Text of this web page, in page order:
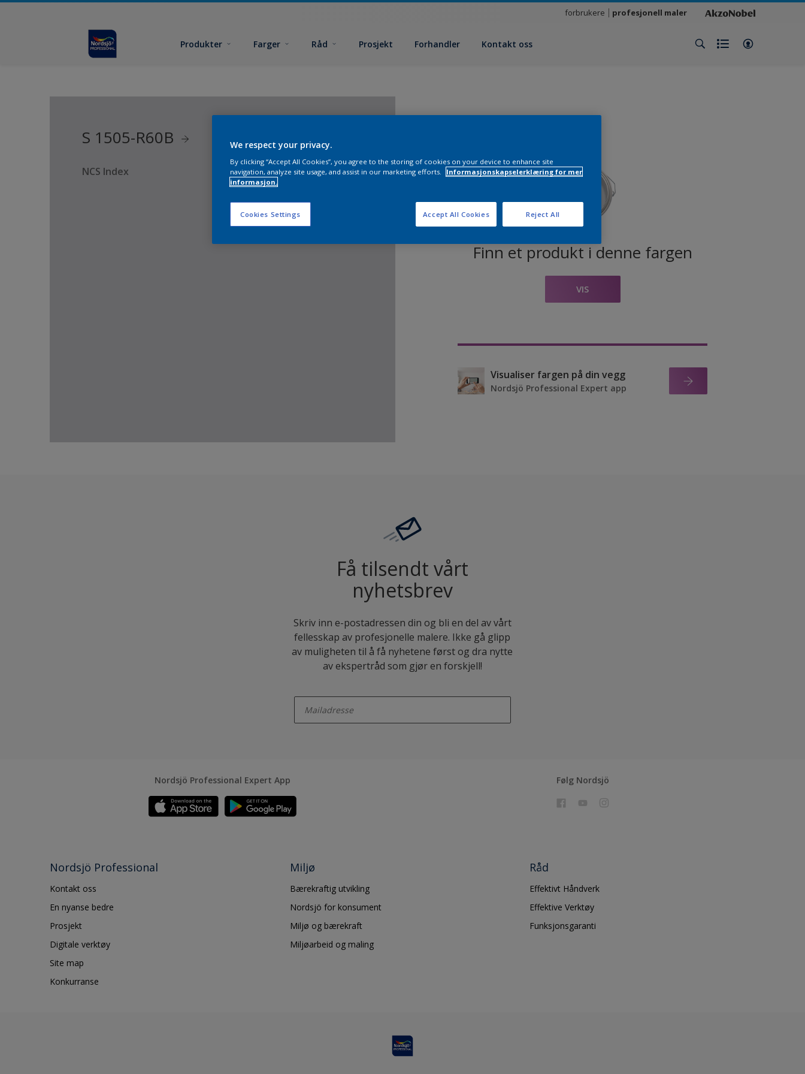
forbrukere profesjonell maler
Produkter Farger Råd Prosjekt Forhandler Kontakt oss
S 1505-R60B
NCS Index
Finn et produkt i denne fargen
VIS
Visualiser fargen på din vegg
Nordsjö Professional Expert app
Få tilsendt vårt
nyhetsbrev
Skriv inn e-postadressen din og bli en del av vårt
fellesskap av profesjonelle malere. Ikke gå glipp
av muligheten til å få nyhetene først og dra nytte
av ekspertråd som gjør en forskjell!
Nordsjö Professional Expert App Følg Nordsjö
Nordsjö Professional
Kontakt oss
En nyanse bedre
Prosjekt
Digitale verktøy
Site map
Konkurranse
Miljø
Bærekraftig utvikling
Nordsjö for konsument
Miljø og bærekraft
Miljøarbeid og maling
Råd
Effektivt Håndverk
Effektive Verktøy
Funksjonsgaranti
We respect your privacy.
By clicking “Accept All Cookies”, you agree to the storing of cookies on your device to enhance site
navigation, analyze site usage, and assist in our marketing efforts.
Informasjonskapselerklæring for mer
informasjon.
Cookies Settings Reject All
Accept All Cookies